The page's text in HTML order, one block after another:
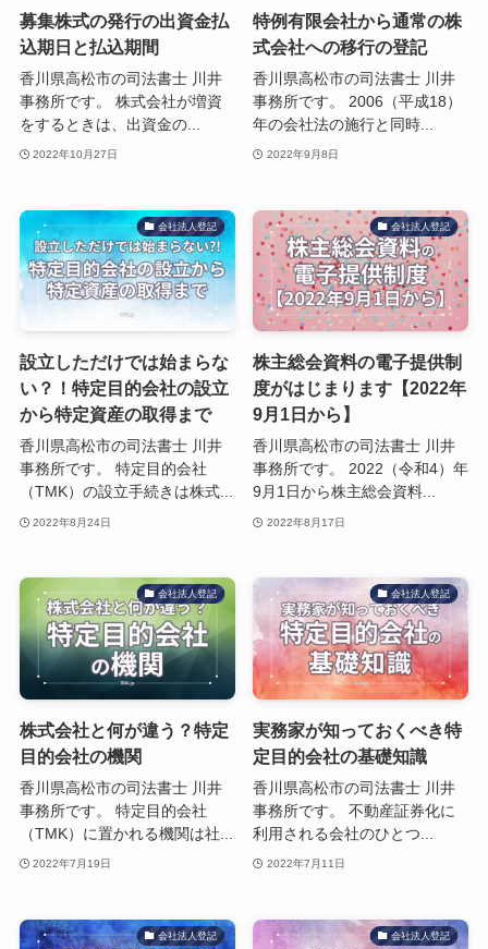
募集株式の発行の出資金払
込期日と払込期間
香川県高松市の司法書士 川井
事務所です。 株式会社が増資
をするときは、出資金の...
2022年10月27日
特例有限会社から通常の株
式会社への移行の登記
香川県高松市の司法書士 川井
事務所です。 2006（平成18）
年の会社法の施行と同時...
2022年9月8日
会社法人登記
設立しただけでは始まらな
い？！特定目的会社の設立
から特定資産の取得まで
香川県高松市の司法書士 川井
事務所です。 特定目的会社
（TMK）の設立手続きは株式...
2022年8月24日
会社法人登記
株主総会資料の電子提供制
度がはじまります【2022年
9月1日から】
香川県高松市の司法書士 川井
事務所です。 2022（令和4）年
9月1日から株主総会資料...
2022年8月17日
会社法人登記
株式会社と何が違う？特定
目的会社の機関
香川県高松市の司法書士 川井
事務所です。 特定目的会社
（TMK）に置かれる機関は社...
2022年7月19日
会社法人登記
実務家が知っておくべき特
定目的会社の基礎知識
香川県高松市の司法書士 川井
事務所です。 不動産証券化に
利用される会社のひとつ...
2022年7月11日
会社法人登記 会社法人登記